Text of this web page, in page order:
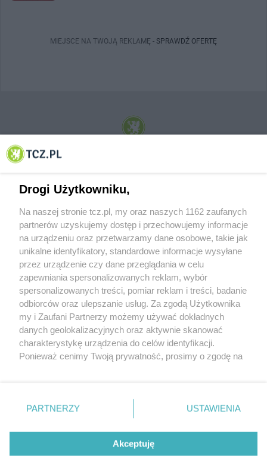
MIEJSCE NA TWOJĄ REKLAMĘ - SPRAWDŹ OFERTĘ
© 2001-2026 Tczew - TCZ.PL Sp. z o.o. Internetowy Serwis Informacyjny Miasta
O FIRMIE POLITYKA PRYWATNOŚCI HOSTING
REKLAMA WSPÓŁPRACA RSS FACEBOOK KONTAKT
Nasze serwisy
Aktualności
Tcz24
Historia miasta
Muzyka i kultura
Archiwum wydarzeń
Zdjęcia miasta
Drogi Użytkowniku,
Na naszej stronie tcz.pl, my oraz naszych 1162 zaufanych
partnerów uzyskujemy dostęp i przechowujemy informacje
na urządzeniu oraz przetwarzamy dane osobowe, takie jak
unikalne identyfikatory, standardowe informacje wysyłane
przez urządzenie czy dane przeglądania w celu
zapewniania spersonalizowanych reklam, wybór
spersonalizowanych treści, pomiar reklam i treści, badanie
odbiorców oraz ulepszanie usług. Za zgodą Użytkownika
my i Zaufani Partnerzy możemy używać dokładnych
danych geolokalizacyjnych oraz aktywnie skanować
charakterystykę urządzenia do celów identyfikacji.
Ponieważ cenimy Twoją prywatność, prosimy o zgodę na
znajdujący się w lewym dolnym rogu strony
. Niektóre
przetwarzaniu. Preferencje będą miały zastosowania tylko
PARTNERZY USTAWIENIA
Akceptuję